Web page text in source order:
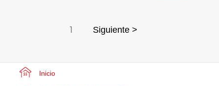
1 Siguiente >
Inicio